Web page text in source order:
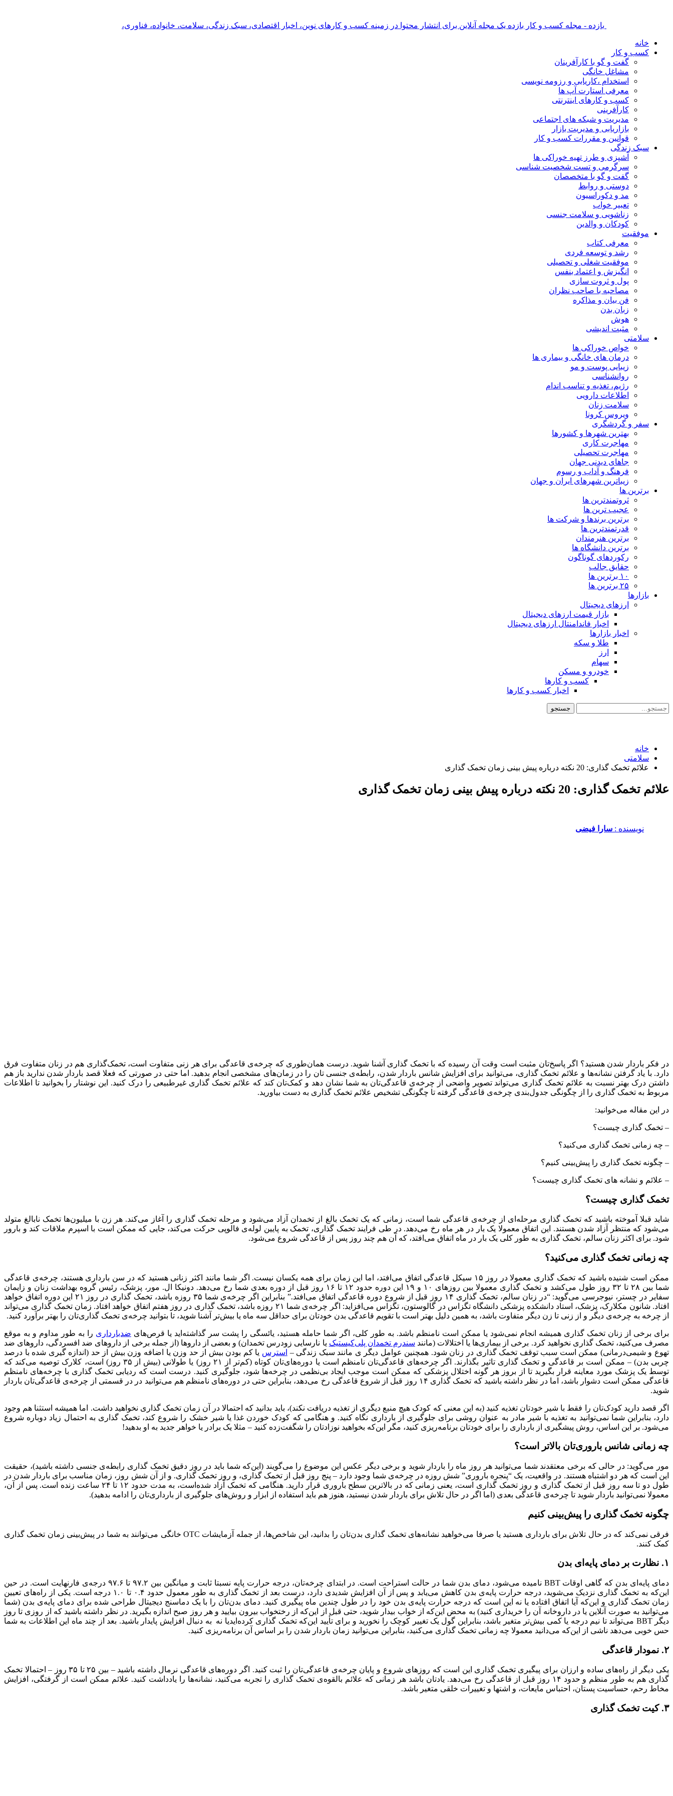
بازده - مجله کسب و کار بازده یک مجله آنلاین برای انتشار محتوا در زمینه کسب و کارهای نوین، اخبار اقتصادی، سبک زندگی، سلامت، خانواده، فناوری،
خانه
کسب و کار
گفت و گو با کارآفرینان
مشاغل خانگی
استخدام ،کاریابی و رزومه نویسی
معرفی استارت آپ ها
کسب و کارهای اینترنتی
کارآفرینی
مدیریت و شبکه های اجتماعی
بازاریابی و مدیریت بازار
قوانین و مقررات کسب و کار
سبک زندگی
آشپزی و طرز تهیه خوراکی ها
سرگرمی و تست شخصیت شناسی
گفت و گو با متخصصان
دوستی و روابط
مد و دکوراسیون
تعبیر خواب
زناشویی و سلامت جنسی
کودکان و والدین
موفقیت
معرفی کتاب
رشد و توسعه فردی
موفقیت شغلی و تحصیلی
انگیزش و اعتماد بنفس
پول و ثروت سازی
مصاحبه با صاحب نظران
فن بیان و مذاکره
زبان بدن
هوش
مثبت اندیشی
سلامتی
خواص خوراکی ها
درمان های خانگی و بیماری ها
زیبایی پوست و مو
روانشناسی
رژیم، تغذیه و تناسب اندام
اطلاعات دارویی
سلامت زنان
ویروس کرونا
سفر و گردشگری
بهترین شهرها و کشورها
مهاجرت کاری
مهاجرت تحصیلی
جاهای دیدنی جهان
فرهنگ و آداب و رسوم
زیباترین شهرهای ایران و جهان
برترین ها
ثروتمندترین ها
عجیب ترین ها
برترین برندها و شرکت ها
قدرتمندترین ها
برترین هنرمندان
برترین دانشگاه ها
رکوردهای گوناگون
حقایق جالب
۱۰ برترین ها
۲۵ برترین ها
بازارها
ارزهای دیجیتال
بازار قیمت ارزهای دیجیتال
اخبار فاندامنتال ارزهای دیجیتال
اخبار بازارها
طلا و سکه
ارز
سهام
خودرو و مسکن
کسب و کارها
اخبار کسب و کارها
خانه
سلامتی
علائم تخمک گذاری: 20 نکته درباره پیش بینی زمان تخمک گذاری
علائم تخمک گذاری: 20 نکته درباره پیش بینی زمان تخمک گذاری
نویسنده :‌ سارا فیضی
در فکر باردار شدن هستید؟ اگر پاسخ‌تان مثبت است وقت آن رسیده که با تخمک‌ گذاری آشنا شوید. درست همان‌طوری که چرخه‌ی قاعدگی برای هر زنی متفاوت است، تخمک‌گذاری هم در زنان متفاوت فرق
دارد. با یاد گرفتن نشانه‌ها و علائم تخمک گذاری، می‌توانید برای افزایش شانس باردار شدن، رابطه‌ی جنسی تان را در زمان‌های مشخصی انجام بدهید. اما حتی در صورتی که فعلا قصد باردار شدن ندارید باز هم
داشتن درک بهتر نسبت به علائم تخمک گذاری می‌تواند تصویر واضحی از چرخه‌ی قاعدگی‌تان به شما نشان دهد و کمک‌تان کند که علائم تخمک گذاری غیرطبیعی را درک کنید. این نوشتار را بخوانید تا اطلاعات
مربوط به تخمک گذاری را از چگونگی جدول‌بندی چرخه‌ی قاعدگی گرفته تا چگونگی تشخیص علائم تخمک گذاری به دست بیاورید.
در این مقاله می‌خوانید:
– تخمک گذاری چیست؟
– چه زمانی تخمک گذاری می‌کنید؟
– چگونه تخمک گذاری را پیش‌بینی کنیم؟
– علائم و نشانه های تخمک گذاری چیست؟
تخمک گذاری چیست؟
شاید قبلا آموخته باشید که تخمک گذاری مرحله‌ای از چرخه‌ی قاعدگی شما است، زمانی که یک تخمک بالغ از تخمدان آزاد می‌شود و مرحله تخمک گذاری را آغاز می‌کند. هر زن با میلیون‌ها تخمک نابالغ متولد
می‌شود که منتظر آزاد شدن هستند. این اتفاق معمولا یک بار در هر ماه رخ می‌دهد. در طی فرایند تخمک گذاری، تخمک به پایین لوله‌ی فالوپی حرکت می‌کند، جایی که ممکن است با اسپرم ملاقات کند و بارور
شود. برای اکثر زنان سالم، تخمک گذاری به طور کلی یک بار در ماه اتفاق می‌افتد، که آن هم چند روز پس از قاعدگی شروع می‌شود.
چه زمانی تخمک گذاری می‌کنید؟
ممکن است شنیده باشید که تخمک گذاری معمولا در روز ۱۵ سیکل قاعدگی اتفاق می‌افتد، اما این زمان برای همه یکسان نیست. اگر شما مانند اکثر زنانی هستید که در سن بارداری هستند، چرخه‌ی قاعدگی
شما بین ۲۸ تا ۳۲ روز طول می‌کشد و تخمک گذاری معمولا بین روزهای ۱۰ و ۱۹ این دوره حدود ۱۲ تا ۱۶ روز قبل از دوره بعدی شما رخ می‌دهد. دونیکا ال. مور، پزشک، رئیس گروه بهداشت زنان و زایمان
سفایر در چستر، نیوجرسی می‌گوید: “در زنان سالم، تخمک گذاری ۱۴ روز قبل از شروع دوره قاعدگی اتفاق می‌افتد.” بنابراین اگر چرخه‌ی شما ۳۵ روزه باشد، تخمک گذاری در روز ۲۱ این دوره اتفاق خواهد
افتاد. شانون مکلارک، پزشک، استاد دانشکده پزشکی دانشگاه تگزاس در گالوستون، تگزاس می‌افزاید: اگر چرخه‌ی شما ۲۱ روزه باشد، تخمک گذاری در روز هفتم اتفاق خواهد افتاد. زمان تخمک گذاری می‌تواند
از چرخه به چرخه‌ی دیگر و از زنی تا زن دیگر متفاوت باشد، به همین دلیل بهتر است با تقویم قاعدگی بدن خودتان برای حداقل سه ماه یا بیش‌تر آشنا شوید، تا بتوانید چرخه‌ی تخمک گذاری‌تان را بهتر برآورد کنید.
برای برخی از زنان تخمک گذاری همیشه انجام نمی‌شود یا ممکن است نامنظم باشد. به طور کلی، اگر شما حامله هستید، یائسگی را پشت سر گذاشته‌اید یا قرص‌های ضدبارداری را به طور مداوم و به موقع
مصرف می‌کنید، تخمک گذاری نخواهید کرد. برخی از بیماری‌ها یا اختلالات (مانند سندرم تخمدان پلی‌کیستیک یا نارسایی زودرس تخمدان) و بعضی از داروها (از جمله برخی از داروهای ضد افسردگی، داروهای ضد
تهوع و شیمی‌درمانی) ممکن است سبب توقف تخمک گذاری در زنان شود. همچنین عوامل دیگر ی مانند سبک زندگی – استرس یا کم بودن بیش از حد وزن یا اضافه وزن بیش از حد (اندازه گیری شده با درصد
چربی بدن) – ممکن است بر قاعدگی و تخمک گذاری تاثیر بگذارند. اگر چرخه‌های قاعدگی‌تان نامنظم است یا دوره‌های‌تان کوتاه (کم‌تر از ۲۱ روز) یا طولانی (بیش از ۳۵ روز) است، کلارک توصیه می‌کند که
توسط یک پزشک مورد معاینه قرار بگیرید تا از بروز هر گونه اختلال پزشکی که ممکن است موجب ایجاد بی‌نظمی در چرخه‌ها شود، جلوگیری کنید. درست است که ردیابی تخمک گذاری با چرخه‌های نامنظم
قاعدگی ممکن است دشوار باشد، اما در نظر داشته باشید که تخمک گذاری ۱۴ روز قبل از شروع قاعدگی رخ می‌دهد، بنابراین حتی در دوره‌های نامنظم هم می‌توانید در در قسمتی از چرخه‌ی قاعدگی‌تان باردار
شوید.
اگر قصد دارید کودک‌تان را فقط با شیر خودتان تغذیه کنید (به این معنی که کودک هیچ منبع دیگری از تغذیه دریافت نکند)، باید بدانید که احتمالا در آن زمان تخمک گذاری نخواهید داشت. اما همیشه استثنا هم وجود
دارد، بنابراین شما نمی‌توانید به تغذیه با شیر مادر به عنوان روشی برای جلوگیری از بارداری نگاه کنید. و هنگامی که کودک خوردن غذا یا شیر خشک را شروع کند، تخمک گذاری به احتمال زیاد دوباره شروع
می‌شود. بر این اساس، روش پیشگیری از بارداری را برای خودتان برنامه‌ریزی کنید، مگر این‌که بخواهید نوزادتان را شگفت‌زده کنید – مثلا یک برادر یا خواهر جدید به او بدهید!
چه زمانی شانس باروری‌تان بالاتر است؟
مور می‌گوید: در حالی که برخی معتقدند شما می‌توانید هر روز ماه را باردار شوید و برخی دیگر عکس این موضوع را می‌گویند (این‌که شما باید در روز دقیق تخمک گذاری رابطه‌ی جنسی داشته باشید)، حقیقت
این است که هر دو اشتباه هستند. در واقعیت، یک “پنجره‌ باروری” شش روزه در چرخه‌ی شما وجود دارد – پنج روز قبل از تخمک گذاری، و روز تخمک گذاری. و از آن شش روز، زمان مناسب برای باردار شدن در
طول دو تا سه روز قبل از تخمک گذاری و روز تخمک گذاری است، یعنی زمانی که در بالاترین سطح باروری قرار دارید. هنگامی که تخمک آزاد شده‌است، به مدت حدود ۱۲ تا ۲۴ ساعت زنده است. پس از آن،
معمولا نمی‌توانید باردار شوید تا چرخه‌ی قاعدگی بعدی (اما اگر در حال تلاش برای باردار شدن نیستید، هنوز هم باید استفاده از ابزار و روش‌های جلوگیری از بارداری‌تان را ادامه بدهید).
چگونه تخمک گذاری را پیش‌بینی کنیم
فرقی نمی‌کند که در حال تلاش برای بارداری هستید یا صرفا می‌خواهید نشانه‌های تخمک گذاری بدن‌تان را بدانید، این شاخص‌ها، از جمله آزمایشات OTC خانگی می‌توانند به شما در پیش‌بینی زمان تخمک گذاری
کمک کنند.
۱. نظارت بر دمای پایه‌ای بدن
دمای پایه‌ای بدن که گاهی اوقات BBT نامیده می‌شود، دمای بدن شما در حالت استراحت است. در ابتدای چرخه‌تان، درجه حرارت پایه نسبتا ثابت و میانگین بین ۹۷.۲ تا ۹۷.۶ درجه‌ی فارنهایت است. در حین
این‌که به تخمک گذاری نزدیک می‌شوید، درجه حرارت پایه‌ی بدن کاهش می‌یابد و پس از آن افزایش شدیدی دارد، درست بعد از تخمک گذاری به طور معمول حدود ۰.۴ تا ۱.۰ درجه است. یکی از راه‌های تعیین
زمان تخمک گذاری و این‌که آیا اتفاق افتاده یا نه این است که درجه حرارت پایه‌ی بدن خود را در طول چندین ماه پیگیری کنید. دمای بدن‌تان را با یک دماسنج دیجیتال طراحی شده برای دمای پایه‌ی بدن (شما
می‌توانید به صورت آنلاین یا در داروخانه آن را خریداری کنید) به محض این‌که از خواب بیدار شوید، حتی قبل از این‌که از رختخواب بیرون بیایید و هر روز صبح اندازه بگیرید. در نظر داشته باشید که از روزی تا روز
دیگر BBT می‌تواند تا نیم درجه یا کمی بیش‌تر متغیر باشد، بنابراین گول یک تغییر کوچک را نخورید و برای تأیید این‌که تخمک گذاری کرده‌ایدیا نه به دنبال افزایش پایدار باشید. بعد از چند ماه این اطلاعات به شما
حس خوبی می‌دهد ناشی از این‌که می‌دانید معمولا چه زمانی تخمک گذاری می‌کنید، بنابراین می‌توانید زمان باردار شدن را بر اساس آن برنامه‌ریزی کنید.
۲. نمودار قاعدگی
یکی دیگر از راه‌های ساده و ارزان برای پیگیری تخمک گذاری این است که روزهای شروع و پایان چرخه‌ی قاعدگی‌تان را ثبت کنید. اگر دوره‌های قاعدگی نرمال داشته باشید – بین ۲۵ تا ۳۵ روز – احتمالا تخمک
گذاری هم به طور منظم و حدود ۱۴ روز قبل از قاعدگی رخ می‌دهد. یادتان باشد هر زمانی که علائم بالقوه‌ی تخمک گذاری را تجربه می‌کنید، نشانه‌ها را یادداشت کنید. علائم ممکن است از گرفتگی، افزایش
مخاط رحم، حساسیت پستان، احتباس مایعات، و اشتها و تغییرات خلقی متغیر باشد.
۳. کیت تخمک گذاری